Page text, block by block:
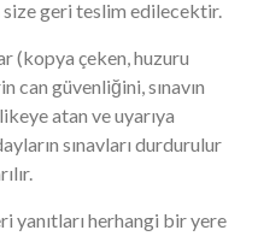
size geri teslim edilecektir.
(kopya çeken, huzuru
can güvenliğini, sınavın
atan ve uyarıya
sınavları durdurulur
herhangi bir yere